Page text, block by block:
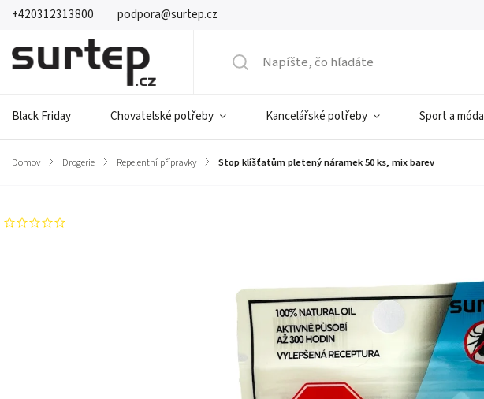
+420312313800 podpora@surtep.cz
Black Friday Chovatelské potřeby Kancelářské potřeby Sport a móda
Domov / Drogerie / Repelentní přípravky / Stop klíšťatům pletený náramek 50 ks, mix barev